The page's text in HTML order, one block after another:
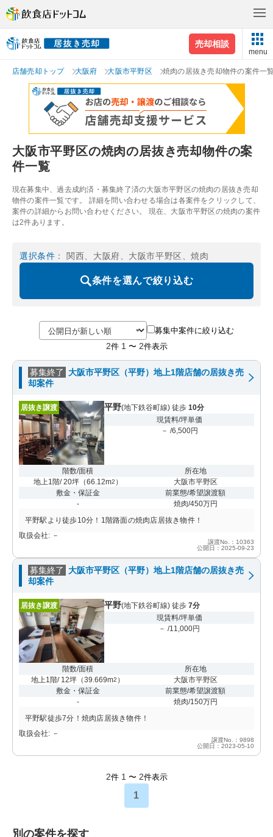
売却相談
menu
店舗売却トップ 大阪府 大阪市平野区 焼肉の居抜き売却物件の案件一
大阪市平野区の焼肉の居抜き売却物件の案
件一覧
現在募集中、過去成約済・募集終了済の大阪市平野区の焼肉の居抜き売却
物件の案件一覧です。 詳細を問い合わせる場合は各案件をクリックして、
案件の詳細からお問い合わせください。 現在、大阪市平野区の焼肉の案件
は2件あります。
選択条件 ： 関西、大阪府、大阪市平野区、焼肉
条件を選んで絞り込む
募集中案件に絞り込む
2件 1 〜 2件表示
募集終了
大阪市平野区（平野）地上1階店舗の居抜き売
却案件
居抜き譲渡 平野(地下鉄谷町線) 徒歩 10分
現賃料/坪単価
－ /6,500円
階数/面積
地上1階/ 20坪（66.12m2 ）
所在地
大阪市平野区
敷金・保証金
-
前業態/希望譲渡額
焼肉/450万円
平野駅より徒歩10分！1階路面の焼肉店居抜き物件！
取扱会社: －
譲渡No.：10363
公開日：2025-09-23
募集終了
大阪市平野区（平野）地上1階店舗の居抜き売
却案件
居抜き譲渡 平野(地下鉄谷町線) 徒歩 7分
現賃料/坪単価
－ /11,000円
階数/面積
地上1階/ 12坪 （39.669m2 ）
所在地
大阪市平野区
敷金・保証金
-
前業態/希望譲渡額
焼肉/150万円
平野駅徒歩7分！焼肉店居抜き物件！
取扱会社: －
譲渡No.：9898
公開日：2023-05-10
2件 1 〜 2件表示
1
別の案件を探す